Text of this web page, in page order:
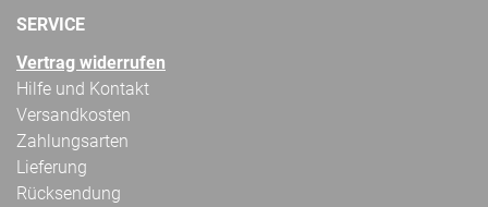
SERVICE
Vertrag widerrufen
Hilfe und Kontakt
Versandkosten
Zahlungsarten
Lieferung
Rücksendung